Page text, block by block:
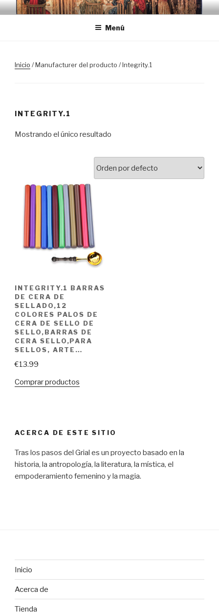
Saltar
al
Menú
Inicio / Manufacturer del producto / Integrity.1
INTEGRITY.1
Mostrando el único resultado
INTEGRITY.1 BARRAS
DE CERA DE
SELLADO,12
COLORES PALOS DE
CERA DE SELLO DE
SELLO,BARRAS DE
CERA SELLO,PARA
SELLOS, ARTE…
€13.99
Comprar productos
ACERCA DE ESTE SITIO
Tras los pasos del Grial es un proyecto basado en la
historia, la antropología, la literatura, la mística, el
empoderamiento femenino y la magia.
Inicio
Acerca de
Tienda